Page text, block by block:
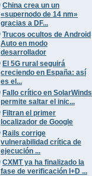
China crea un un
«supernodo de 14 nm»
gracias a DF...
Trucos ocultos de Android
Auto en modo
desarrollador
El 5G rural seguirá
creciendo en España: así
es el...
Fallo crítico en SolarWinds
permite saltar el inic...
Filtran el primer
localizador de Google
Rails corrige
vulnerabilidad crítica de
ejecución ...
CXMT ya ha finalizado la
fase de verificación I+D ...